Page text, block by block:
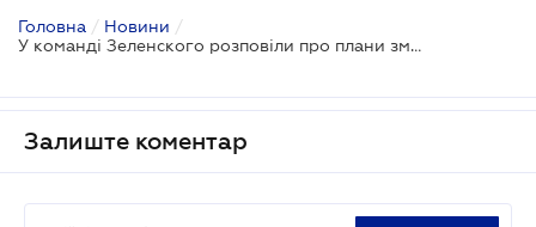
Головна / Новини /
У команді Зеленского розповіли про плани змінити Конституцію
Залиште коментар